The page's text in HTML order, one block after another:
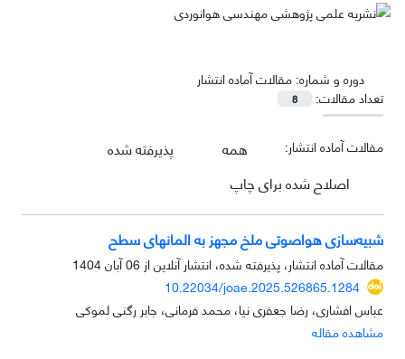
دوره و شماره:مقالات آماده انتشار
تعداد مقالات:
8
مقالات آماده انتشار: همه
پذیرفته شده
اصلاح شده برای چاپ
شبیه‌سازی هواصوتی ملخ مجهز به المانهای سطح
مقالات آماده انتشار، پذیرفته شده، انتشار آنلاین از 06 آبان 1404
10.22034/joae.2025.526865.1284
عباس افشاری، رضا جعفری نیا، محمد فرمانی، جابر رگنی لموکی
مشاهده مقاله